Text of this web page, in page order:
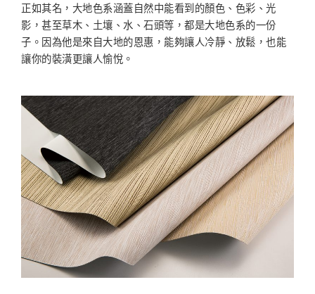
正如其名，大地色系涵蓋自然中能看到的顏色、色彩、光
影，甚至草木、土壤、水、石頭等，都是大地色系的一份
子。因為他是來自大地的恩惠，能夠讓人冷靜、放鬆，也能
讓你的裝潢更讓人愉悅。